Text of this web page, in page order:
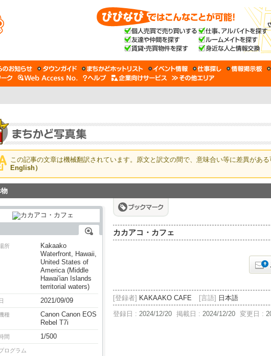
この記事の文章は機械翻訳されています。原文と訳文の間で、意味合い等に差異がある
English）
所
Kakaako
Waterfront, Hawaii,
United States of
America (Middle
Hawai'ian Islands
territorial waters)
2021/09/09
種
Canon Canon EOS
Rebel T7i
間 1/500
ログラム
カカアコ・カフェ
[登録者] KAKAAKO CAFE [言語] 日本語
登録日 : 2024/12/20 掲載日 : 2024/12/20 変更日 :